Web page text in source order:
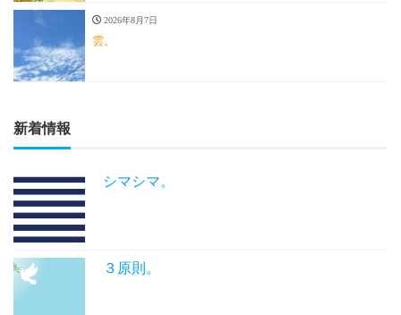
2026年8月7日
雲。
新着情報
シマシマ。
３原則。